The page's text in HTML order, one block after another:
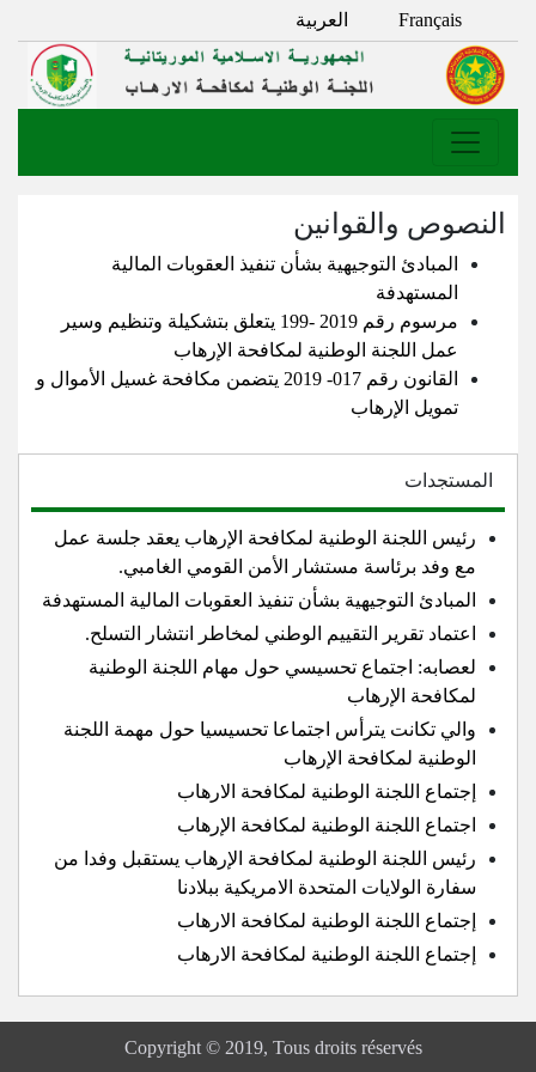
Français العربية
النصوص والقوانين
المبادئ التوجيهية بشأن تنفيذ العقوبات المالية
المستهدفة
مرسوم رقم 2019 -199 يتعلق بتشكيلة وتنظيم وسير
عمل اللجنة الوطنية لمكافحة الإرهاب
القانون رقم 017- 2019 يتضمن مكافحة غسيل الأموال و
تمويل الإرهاب
المستجدات
رئيس اللجنة الوطنية لمكافحة الإرهاب يعقد جلسة عمل
مع وفد برئاسة مستشار الأمن القومي الغامبي.
المبادئ التوجيهية بشأن تنفيذ العقوبات المالية المستهدفة
اعتماد تقرير التقييم الوطني لمخاطر انتشار التسلح.
لعصابه: اجتماع تحسيسي حول مهام اللجنة الوطنية
لمكافحة الإرهاب
والي تكانت يترأس اجتماعا تحسيسيا حول مهمة اللجنة
الوطنية لمكافحة الإرهاب
إجتماع اللجنة الوطنية لمكافحة الارهاب
اجتماع اللجنة الوطنية لمكافحة الإرهاب
رئيس اللجنة الوطنية لمكافحة الإرهاب يستقبل وفدا من
سفارة الولايات المتحدة الامريكية ببلادنا
إجتماع اللجنة الوطنية لمكافحة الارهاب
إجتماع اللجنة الوطنية لمكافحة الارهاب
Copyright © 2019, Tous droits réservés